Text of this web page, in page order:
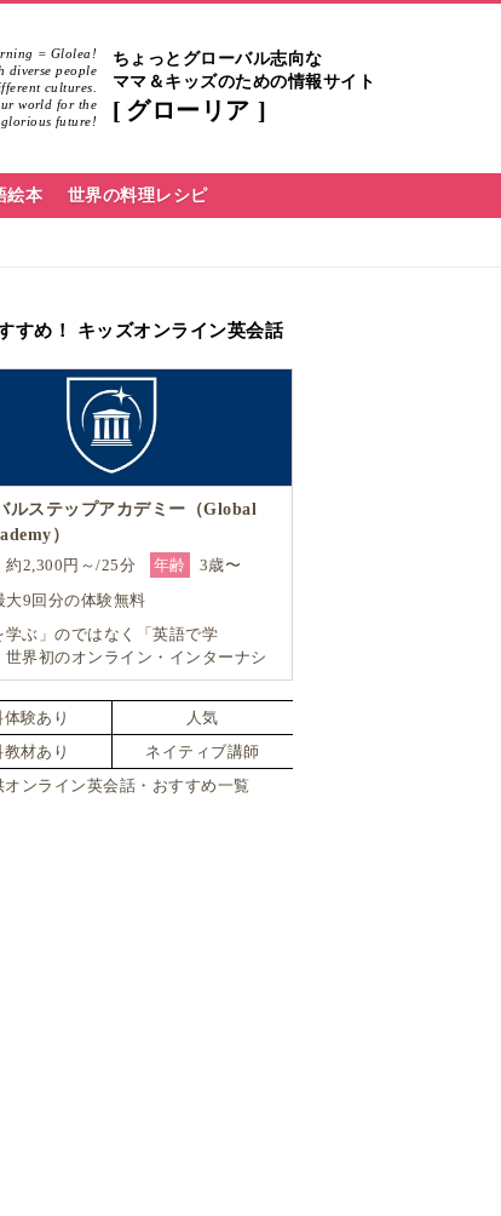
= Glolea!
diverse people
cultures.
world for the
glorious future!
ちょっとグローバル志向な
ママ＆キッズのための情報サイト
グローリア
絵本 世界の料理レシピ
すめ！ キッズオンライン英会話
ルステップアカデミー（Global
）
約2,300円～/25分 年齢
3歳〜
大9回分の体験無料
学ぶ」のではなく「英語で学
界初のオンライン・インターナシ
クールでネイティブ英語を目指す
体験あり
人気
教材あり
ネイティブ講師
オンライン英会話・おすすめ一覧